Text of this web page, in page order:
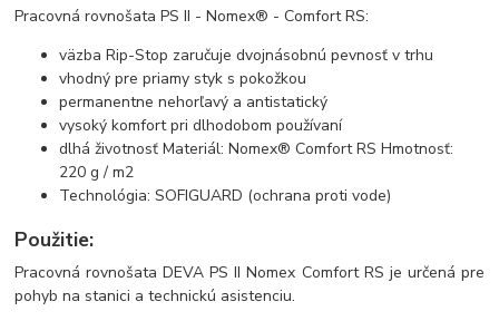
Pracovná rovnošata PS II - Nomex® - Comfort RS:
väzba Rip-Stop zaručuje dvojnásobnú pevnosť v trhu
vhodný pre priamy styk s pokožkou
permanentne nehorľavý a antistatický
vysoký komfort pri dlhodobom používaní
dlhá životnosť Materiál: Nomex® Comfort RS Hmotnosť:
220 g / m2
Technológia: SOFIGUARD (ochrana proti vode)
Použitie:
Pracovná rovnošata DEVA PS II Nomex Comfort RS je určená pre
pohyb na stanici a technickú asistenciu.